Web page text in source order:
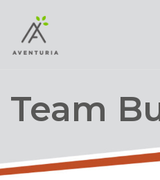
(Corporatif )
Team